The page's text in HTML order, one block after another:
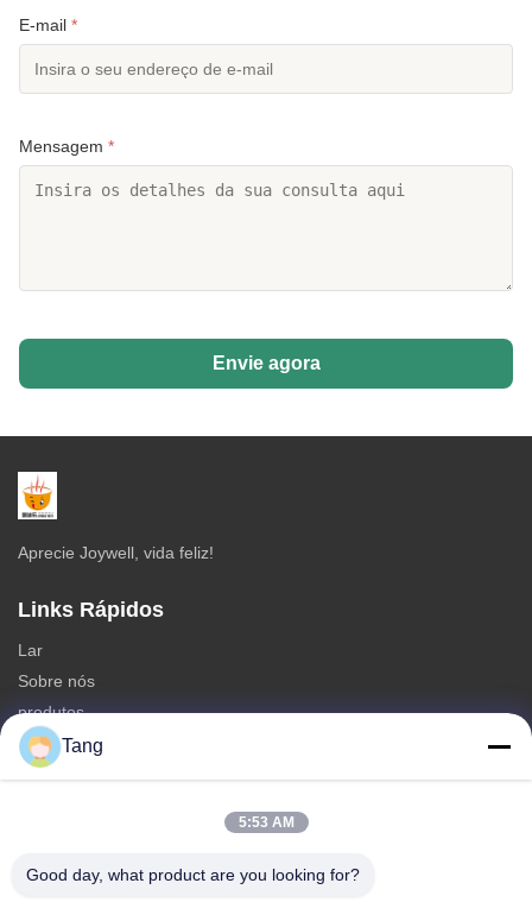
E-mail *
Mensagem *
Envie agora
Aprecie Joywell, vida feliz!
Links Rápidos
Lar
Sobre nós
produtos
Contate-nos
Petisco das favas
Tang
5:53 AM
Good day, what product are you looking for?